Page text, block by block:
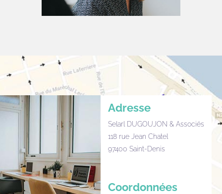
Adresse
Selarl DUGOUJON & Associés
118 rue Jean Chatel
97400 Saint-Denis
Coordonnées